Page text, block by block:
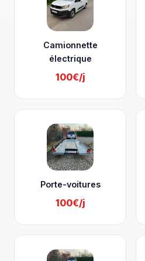
Camionnette
électrique
100€/j
Porte-voitures
100€/j